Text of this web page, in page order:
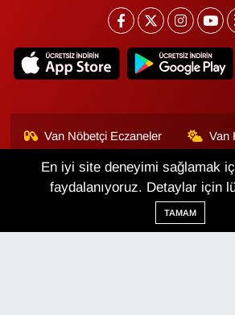
Van Nöbetçi Eczaneler Van
Van Namaz Vakitleri
Van
Haritası
Puan Durumu ve Fikstür
En iyi site deneyimi sağlamak
faydalanıyoruz. Detaylar için
TAMAM